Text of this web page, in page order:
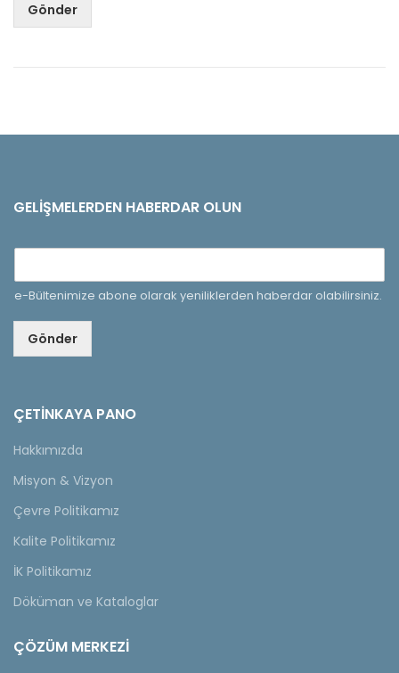
Gönder
GELIŞMELERDEN HABERDAR OLUN
e-Bültenimize abone olarak yeniliklerden haberdar olabilirsiniz.
Gönder
ÇETINKAYA PANO
Hakkımızda
Misyon & Vizyon
Çevre Politikamız
Kalite Politikamız
İK Politikamız
Döküman ve Kataloglar
ÇÖZÜM MERKEZİ